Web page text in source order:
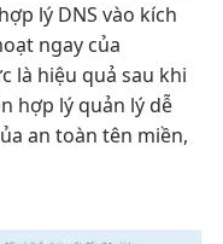
hợp lýDNS vào kích
ngaycủa
là hiệu quả sau khi
hợp lýquản lý dễ
an toàn tên miền,